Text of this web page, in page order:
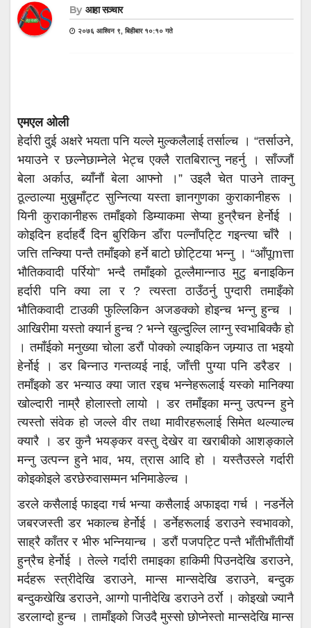
By आहा सञ्चार
२०७६ आश्विन ९, बिहीबार १०:१० गते
एमएल ओली
हेर्दारी दुई अक्षरे भयता पनि यल्ले मुल्कलैलाई तर्साल्च । “तर्साउने,
भयाउने र छल्नेछाम्नेले भेट्च एक्लै रातबिरात्नु नहर्नु । साँज्जौं
बेला अर्काउ, ब्याँनौं बेला आफ्नो ।” उइलै चेत पाउने ताक्नु
ठूल्ठाल्या मुख्नुमाँट्ट सुन्नित्या यस्ता ज्ञानगुणका कुराकानीहरू ।
यिनी कुराकानीहरू तमाँइको डिम्याकमा सेप्या हुन्रैचन हेर्नोई ।
कोइदिन हर्दाहर्दै दिन बुरिकिन डाँरा पल्नाँपट्टि गइन्त्या चाँरै ।
जत्ति तन्क्यिा पन्तै तमाँइको हर्ने बाटो छोट्टिया भन्नु । “आँपूmत्ता
भौतिकवादी पर्रियो” भन्दै तमाँइको ठूल्लैमान्नाउ मुटु बनाइकिन
हर्दारी पनि क्या ला र ? त्यस्ता ठाउँठर्नु पुग्दारी तमाइँको
भौतिकवादी टाउकी फुल्लिकिन अजङक्को होइन्च भन्नु हुन्च ।
आखिरीमा यस्तो क्यार्न हुन्च ? भन्ने खुल्दुल्लि लाग्नु स्वभाबिक्कै हो
। तमाँईको मनुख्या चोला डरौं पोक्को ल्याइकिन जम्र्याउ ता भइयो
हेर्नोई । डर बिन्नाउ गन्तव्यई नाई, जाँत्ती पुग्या पनि डरैडर ।
तमाँइको डर भन्याउ क्या जात रइच भन्नेहरूलाई यस्को मानिक्या
खोल्दारी नाम्रै होलास्तो लायो । डर तमाँइका मन्नु उत्पन्न हुने
त्यस्तो संवेक हो जल्ले वीर तथा मावीरहरूलाई सिमेत थल्याल्च
क्यारै । डर कुनै भयङ्कर वस्तु देखेर वा खराबीको आशङ्काले
मन्नु उत्पन्न हुने भाव, भय, त्रास आदि हो । यस्तैउस्ले गर्दारी
कोइकोइले डरछेरुवासम्मन भनिमाङेल्च ।
डरले कसैलाई फाइदा गर्च भन्या कसैलाई अफाइदा गर्च । नडर्नेले
जबरजस्ती डर भकाल्च हेर्नोई । डर्नेहरूलाई डराउने स्वभावको,
साह्रै काँतर र भीरु भन्नियान्च । डरौं पजपट्टि पन्तै भाँतीभाँतीयौं
हुन्रैच हेर्नोई । तेल्ले गर्दारी तमाइका हाकिमी पिउनदेखि डराउने,
मर्दहरू स्त्रीदेखि डराउने, मान्स मान्सदेखि डराउने, बन्दुक
बन्दुकखेखि डराउने, आग्गो पानीदेखि डराउने ठर्राे । कोइखो ज्यानै
डरलाग्दो हुन्च । तामाँइको जिउदै मुस्सो छोप्नेस्तो मान्सदेखि मान्स